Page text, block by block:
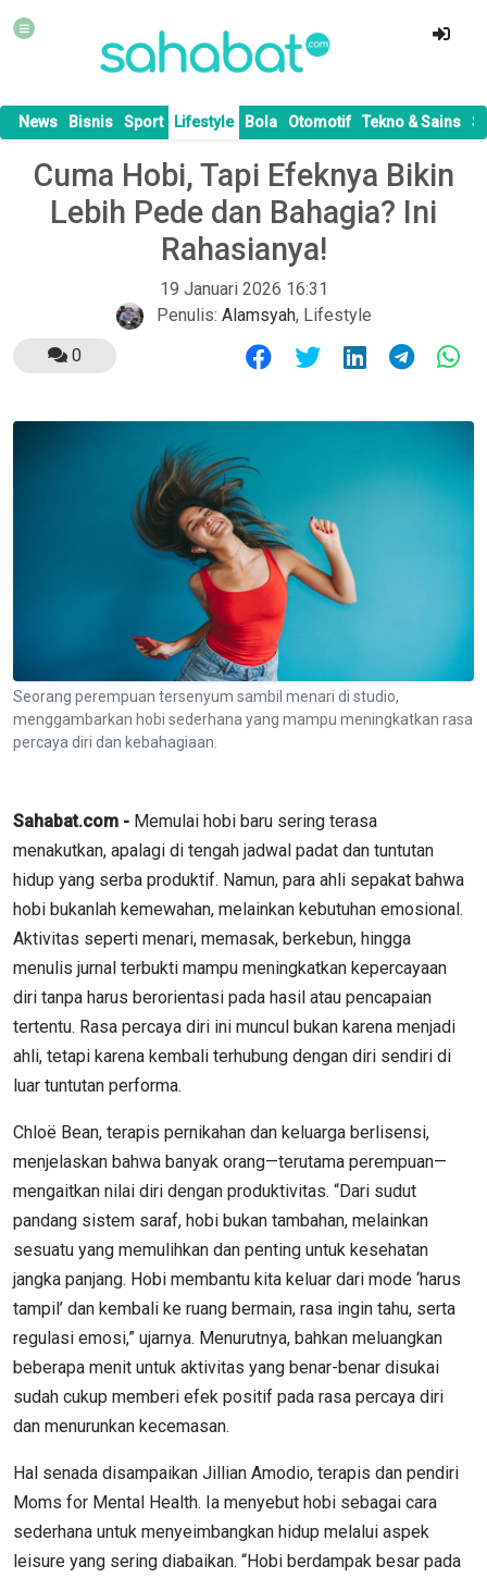
News Bisnis Sport Lifestyle Bola Otomotif Tekno & Sains
Cuma Hobi, Tapi Efeknya Bikin
Lebih Pede dan Bahagia? Ini
Rahasianya!
19 Januari 2026 16:31
Penulis: Alamsyah, Lifestyle
0
Seorang perempuan tersenyum sambil menari di studio,
menggambarkan hobi sederhana yang mampu meningkatkan rasa
percaya diri dan kebahagiaan.
Sahabat.com - Memulai hobi baru sering terasa
menakutkan, apalagi di tengah jadwal padat dan tuntutan
hidup yang serba produktif. Namun, para ahli sepakat bahwa
hobi bukanlah kemewahan, melainkan kebutuhan emosional.
Aktivitas seperti menari, memasak, berkebun, hingga
menulis jurnal terbukti mampu meningkatkan kepercayaan
diri tanpa harus berorientasi pada hasil atau pencapaian
tertentu. Rasa percaya diri ini muncul bukan karena menjadi
ahli, tetapi karena kembali terhubung dengan diri sendiri di
luar tuntutan performa.
Chloë Bean, terapis pernikahan dan keluarga berlisensi,
menjelaskan bahwa banyak orang—terutama perempuan—
mengaitkan nilai diri dengan produktivitas. “Dari sudut
pandang sistem saraf, hobi bukan tambahan, melainkan
sesuatu yang memulihkan dan penting untuk kesehatan
jangka panjang. Hobi membantu kita keluar dari mode ‘harus
tampil’ dan kembali ke ruang bermain, rasa ingin tahu, serta
regulasi emosi,” ujarnya. Menurutnya, bahkan meluangkan
beberapa menit untuk aktivitas yang benar-benar disukai
sudah cukup memberi efek positif pada rasa percaya diri
dan menurunkan kecemasan.
Hal senada disampaikan Jillian Amodio, terapis dan pendiri
Moms for Mental Health. Ia menyebut hobi sebagai cara
sederhana untuk menyeimbangkan hidup melalui aspek
leisure yang sering diabaikan. “Hobi berdampak besar pada